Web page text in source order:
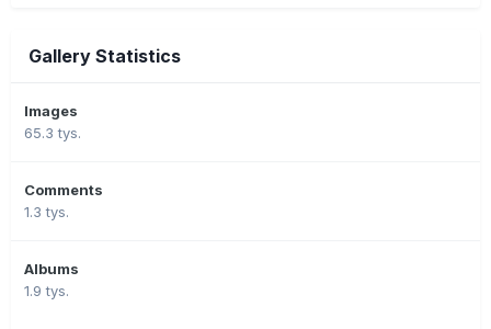
Gallery Statistics
Images
65.3 tys.
Comments
1.3 tys.
Albums
1.9 tys.